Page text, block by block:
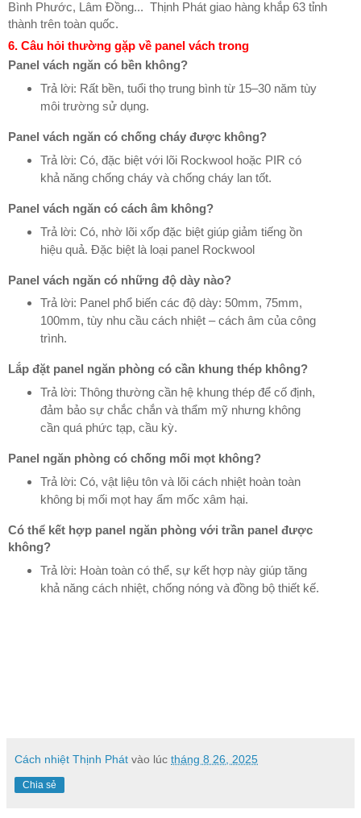
Bình Phước, Lâm Đồng... Thịnh Phát giao hàng khắp 63 tỉnh
thành trên toàn quốc.
6. Câu hỏi thường gặp về panel vách trong
Panel vách ngăn có bền không?
Trả lời: Rất bền, tuổi thọ trung bình từ 15–30 năm tùy
môi trường sử dụng.
Panel vách ngăn có chống cháy được không?
Trả lời: Có, đặc biệt với lõi Rockwool hoặc PIR có
khả năng chống cháy và chống cháy lan tốt.
Panel vách ngăn có cách âm không?
Trả lời: Có, nhờ lõi xốp đặc biệt giúp giảm tiếng ồn
hiệu quả. Đặc biệt là loại panel Rockwool
Panel vách ngăn có những độ dày nào?
Trả lời: Panel phổ biến các độ dày: 50mm, 75mm,
100mm, tùy nhu cầu cách nhiệt – cách âm của công
trình.
Lắp đặt panel ngăn phòng có cần khung thép không?
Trả lời: Thông thường cần hệ khung thép để cố định,
đảm bảo sự chắc chắn và thẩm mỹ nhưng không
cần quá phức tạp, cầu kỳ.
Panel ngăn phòng có chống mối mọt không?
Trả lời: Có, vật liệu tôn và lõi cách nhiệt hoàn toàn
không bị mối mọt hay ẩm mốc xâm hại.
Có thể kết hợp panel ngăn phòng với trần panel được
không?
Trả lời: Hoàn toàn có thể, sự kết hợp này giúp tăng
khả năng cách nhiệt, chống nóng và đồng bộ thiết kế.
Cách nhiệt Thịnh Phát vào lúc tháng 8 26, 2025
Chia sẻ